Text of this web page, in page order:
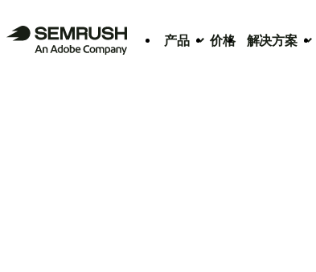
产品 价格 解决方案